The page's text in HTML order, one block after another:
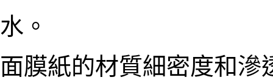
水。
面膜紙的材質細密度和